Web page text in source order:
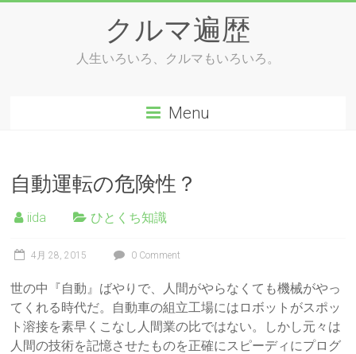
クルマ遍歴
人生いろいろ、クルマもいろいろ。
Menu
自動運転の危険性？
iida ひとくち知識
4月 28, 2015 0 Comment
世の中『自動』ばやりで、人間がやらなくても機械がやっ
てくれる時代だ。自動車の組立工場にはロボットがスポッ
ト溶接を素早くこなし人間業の比ではない。しかし元々は
人間の技術を記憶させたものを正確にスピーディにプログ